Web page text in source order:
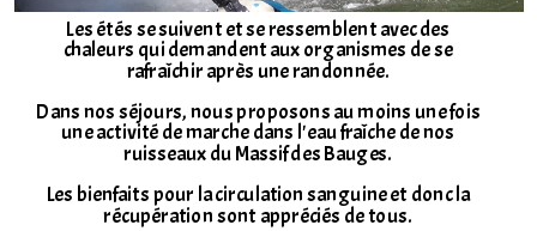
Les étés se suivent et se ressemblent avec des
chaleurs qui demandent aux organismes de se
rafraîchir après une randonnée.
Dans nos séjours, nous proposons au moins une fois
une activité de marche dans l'eau fraîche de nos
ruisseaux du Massif des Bauges.
Les bienfaits pour la circulation sanguine et donc la
récupération sont appréciés de tous.